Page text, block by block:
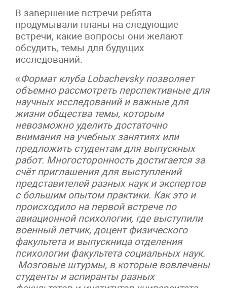
В завершение встречи ребята
продумывали планы на следующие
встречи, какие вопросы они желают
обсудить, темы для будущих
исследований.
«Формат клуба Lobachevsky позволяет
объемно рассмотреть перспективные для
научных исследований и важные для
жизни общества темы, которым
невозможно уделить достаточно
внимания на учебных занятиях или
предложить студентам для выпускных
работ. Многосторонность достигается за
счёт приглашения для выступлений
представителей разных наук и экспертов
с большим опытом практики. Как это и
происходило на первой встрече по
авиационной психологии, где выступили
военный летчик, доцент физического
факультета и выпускница отделения
психологии факультета социальных наук.
Мозговые штурмы, в которые вовлечены
студенты и аспиранты разных